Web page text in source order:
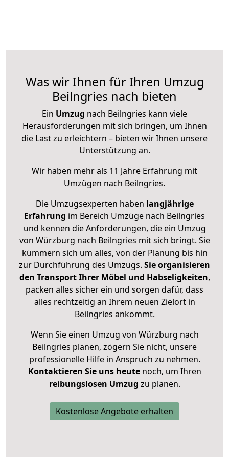
Was wir Ihnen für Ihren Umzug
Beilngries nach bieten
Ein Umzug nach Beilngries kann viele
Herausforderungen mit sich bringen, um Ihnen
die Last zu erleichtern – bieten wir Ihnen unsere
Unterstützung an.
Wir haben mehr als 11 Jahre Erfahrung mit
Umzügen nach Beilngries.
Die Umzugsexperten haben langjährige
Erfahrung im Bereich Umzüge nach Beilngries
und kennen die Anforderungen, die ein Umzug
von Würzburg nach Beilngries mit sich bringt. Sie
kümmern sich um alles, von der Planung bis hin
zur Durchführung des Umzugs. Sie organisieren
den Transport Ihrer Möbel und Habseligkeiten,
packen alles sicher ein und sorgen dafür, dass
alles rechtzeitig an Ihrem neuen Zielort in
Beilngries ankommt.
Wenn Sie einen Umzug von Würzburg nach
Beilngries planen, zögern Sie nicht, unsere
professionelle Hilfe in Anspruch zu nehmen.
Kontaktieren Sie uns heutenoch, um Ihren
reibungslosen Umzug zu planen.
Kostenlose Angebote erhalten